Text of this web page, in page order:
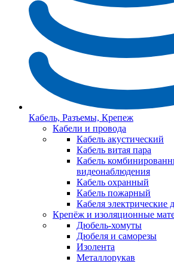
Кабель, Разъемы, Крепеж
Кабели и провода
Кабель акустический
Кабель витая пара
Кабель
видеонаблюдения
Кабель охранный
Кабель пожарный
Кабеля электрические
Крепёж и изоляционные
Дюбель-хомуты
Дюбеля и саморезы
Изолента
Металлорукав